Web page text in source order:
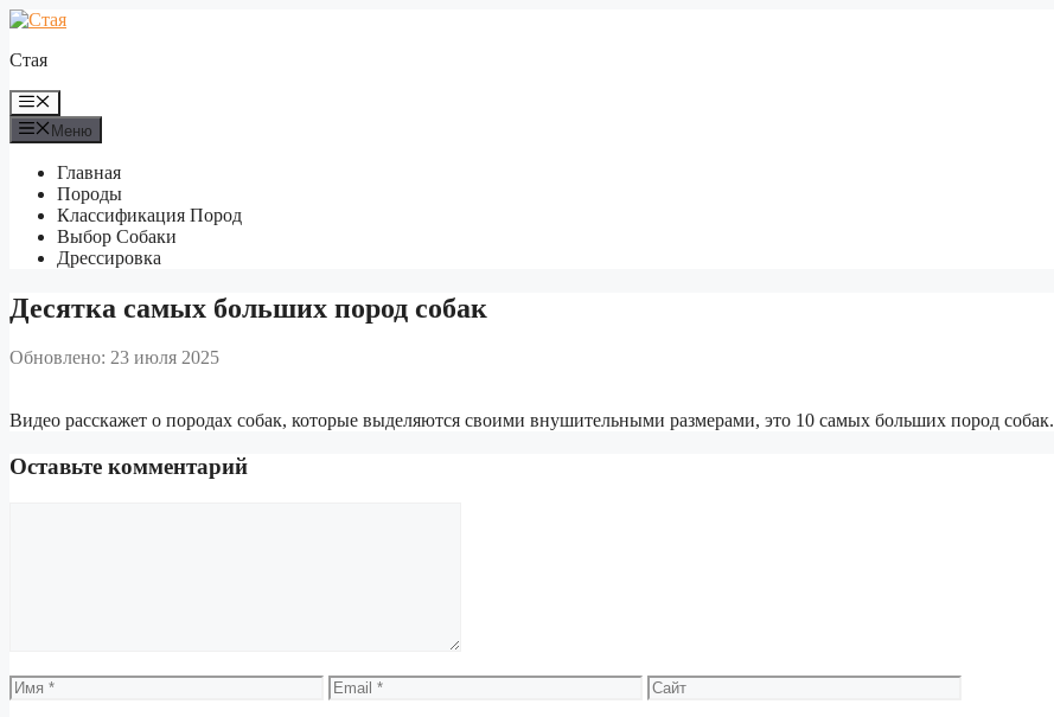
Перейти
содержимому
Стая
Меню
Меню
Главная
Породы
Классификация Пород
Выбор Собаки
Дрессировка
Десятка самых больших пород собак
Обновлено: 23 июля 2025
Видео расскажет о породах собак, которые выделяются своими внушительными размерами, это 10 самых больших пород собак.
Оставьте комментарий
Имя Email Сайт